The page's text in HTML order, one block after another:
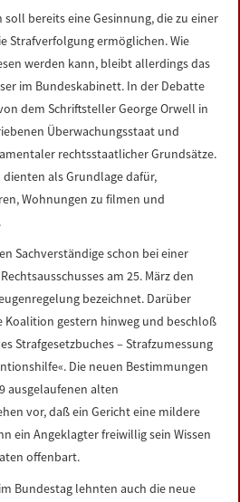
bereits eine Gesinnung, die zu einer
Strafverfolgung ermöglichen. Wie
werden kann, bleibt allerdings das
im Bundeskabinett. In der Debatte
dem Schriftsteller George Orwell in
Überwachungsstaat und
rechtsstaatlicher Grundsätze.
als Grundlage dafür,
Wohnungen zu filmen und
Sachverständige schon bei einer
am 25. März den
bezeichnet. Darüber
Koalition gestern hinweg und beschloß
Strafgesetzbuches – Strafzumessung
Die neuen Bestimmungen
ausgelaufenen alten
vor, daß ein Gericht eine mildere
ein Angeklagter freiwillig sein Wissen
offenbart.
Bundestag lehnten auch die neue